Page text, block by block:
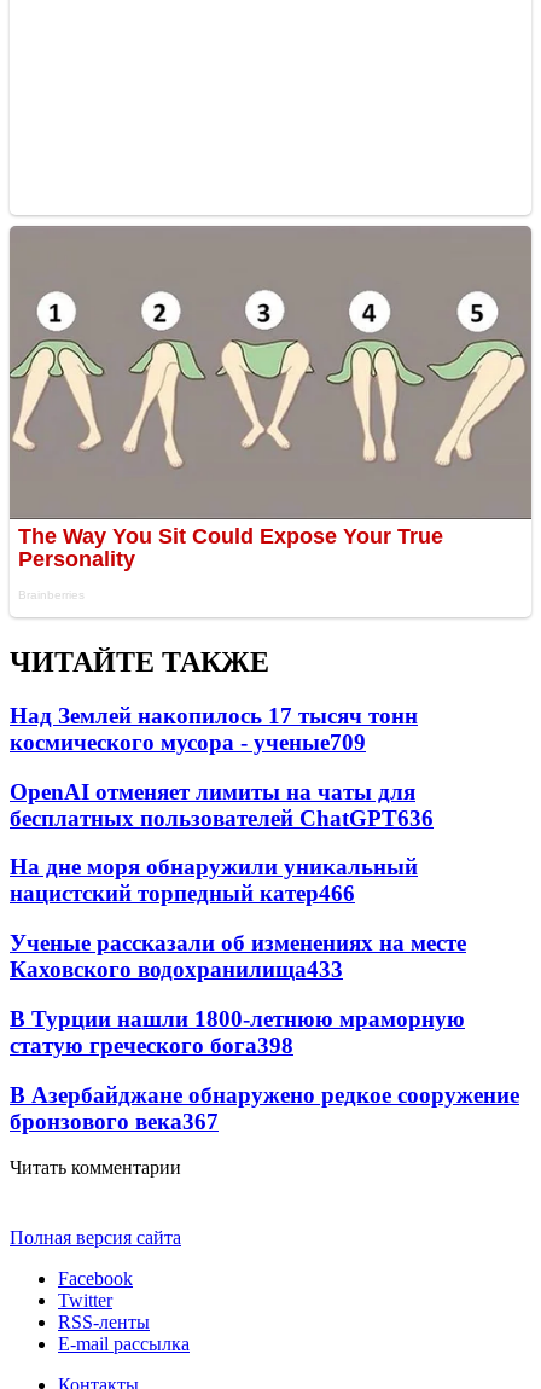
ЧИТАЙТЕ ТАКЖЕ
Над Землей накопилось 17 тысяч тонн
космического мусора - ученые709
OpenAI отменяет лимиты на чаты для
бесплатных пользователей ChatGPT636
На дне моря обнаружили уникальный
нацистский торпедный катер466
Ученые рассказали об изменениях на месте
Каховского водохранилища433
В Турции нашли 1800-летнюю мраморную
статую греческого бога398
В Азербайджане обнаружено редкое сооружение
бронзового века367
Читать комментарии
Полная версия сайта
Facebook
Twitter
RSS-ленты
E-mail рассылка